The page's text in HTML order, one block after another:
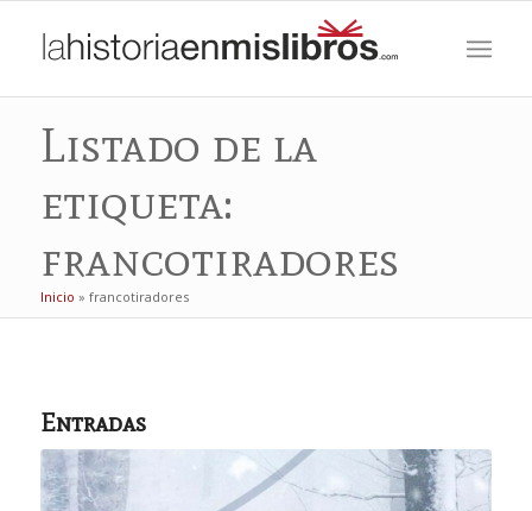
Listado de la
etiqueta:
francotiradores
Inicio » francotiradores
Entradas